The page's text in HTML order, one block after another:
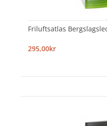
Friluftsatlas
295,00kr